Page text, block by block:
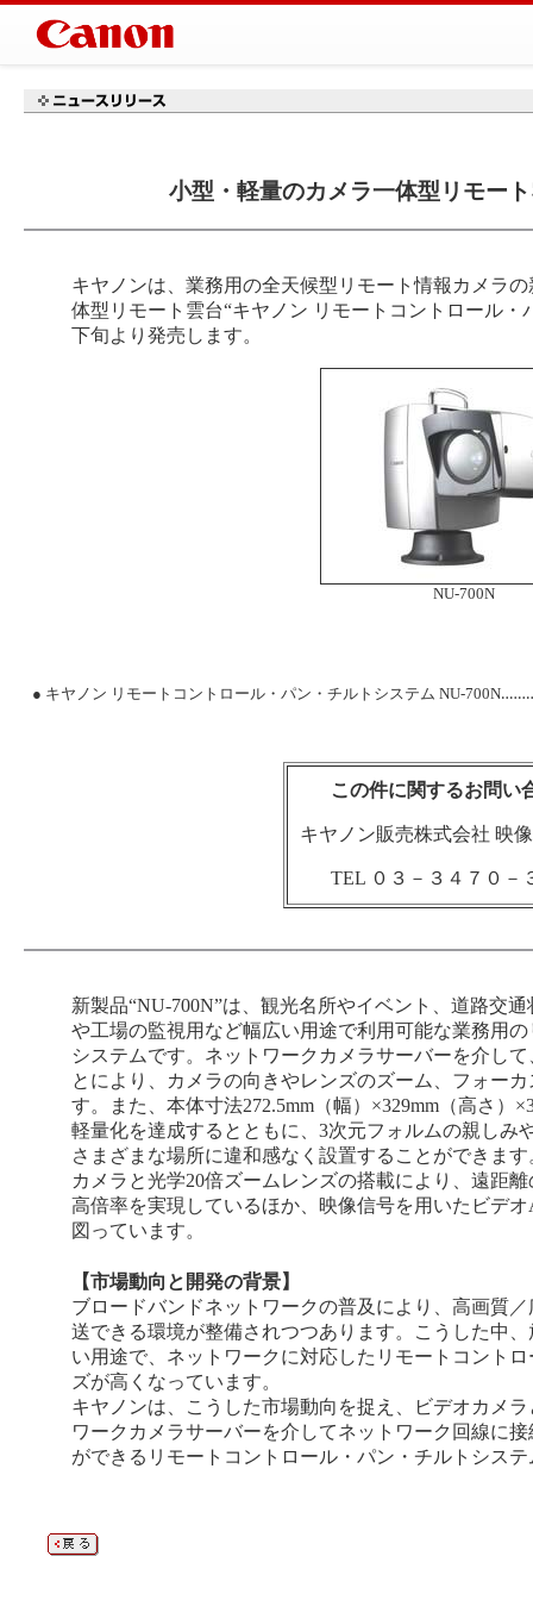
小型・軽量のカメラ一体型リモー
キヤノンは、業務用の全天候型リモート情報カメラ
体型リモート雲台“キヤノン リモートコントロール・
下旬より発売します。
NU-700N
● キヤノン リモートコントロール・パン・チルトシステム NU-
この件に関するお問い
キヤノン販売株式会社 映
TEL ０３－３４７０－
新製品“NU-700N”は、観光名所やイベント、道路交
や工場の監視用など幅広い用途で利用可能な業務用
システムです。ネットワークカメラサーバーを介し
とにより、カメラの向きやレンズのズーム、フォー
す。また、本体寸法272.5mm（幅）×329mm（高さ）
軽量化を達成するとともに、3次元フォルムの親しみ
さまざまな場所に違和感なく設置することができま
カメラと光学20倍ズームレンズの搭載により、遠距
高倍率を実現しているほか、映像信号を用いたビデ
図っています。
【市場動向と開発の背景】
ブロードバンドネットワークの普及により、高画質
送できる環境が整備されつつあります。こうした中
い用途で、ネットワークに対応したリモートコント
ズが高くなっています。
キヤノンは、こうした市場動向を捉え、ビデオカメ
ワークカメラサーバーを介してネットワーク回線に
ができるリモートコントロール・パン・チルトシス